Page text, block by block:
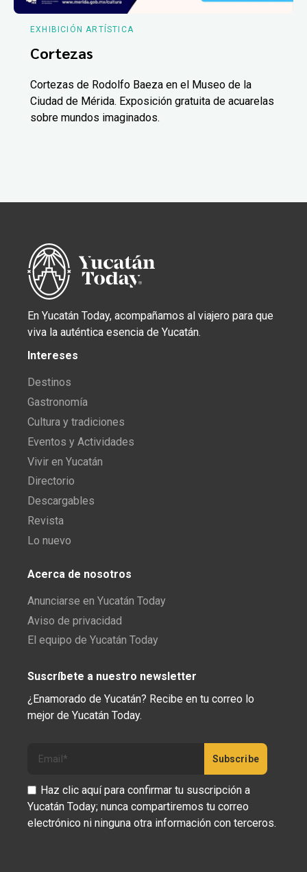
EXHIBICIÓN ARTÍSTICA
Cortezas
Cortezas de Rodolfo Baeza en el Museo de la
Ciudad de Mérida. Exposición gratuita de acuarelas
sobre mundos imaginados.
En Yucatán Today, acompañamos al viajero para que
viva la auténtica esencia de Yucatán.
Intereses
Destinos
Gastronomía
Cultura y tradiciones
Eventos y Actividades
Vivir en Yucatán
Directorio
Descargables
Revista
Lo nuevo
Acerca de nosotros
Anunciarse en Yucatán Today
Aviso de privacidad
El equipo de Yucatán Today
Suscríbete a nuestro newsletter
¿Enamorado de Yucatán? Recibe en tu correo lo
mejor de Yucatán Today.
Haz clic aquí para confirmar tu suscripción a
Yucatán Today; nunca compartiremos tu correo
electrónico ni ninguna otra información con terceros.